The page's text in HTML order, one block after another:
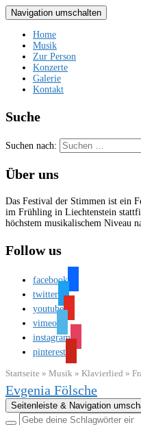
Navigation umschalten
Home
Musik
Zur Person
Konzerte
Galerie
Kontakt
Suche
Suchen nach:
Über uns
Das Festival der Stimmen ist ein
im Frühling in Liechtenstein
höchstem musikalischem Niveau
Follow us
facebook
twitter
youtube
vimeo
instagram
pinterest
Startseite » Musik » Klavierlied »
Evgenia Fölsche
Seitenleiste & Navigation